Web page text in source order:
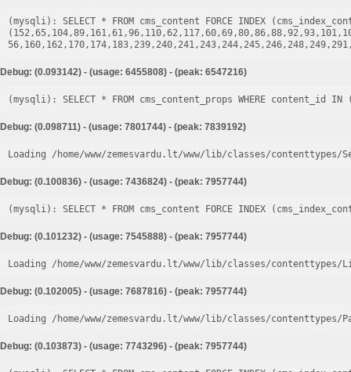
(mysqli): SELECT * FROM cms_content FORCE INDEX
Debug: (0.093142) - (usage: 6455808) - (peak: 6547216)
Debug: (0.098711) - (usage: 7801744) - (peak: 7839192)
Loading /home/www/zemesvardu.lt/www/lib/classes/
Debug: (0.100836) - (usage: 7436824) - (peak: 7957744)
Debug: (0.101232) - (usage: 7545888) - (peak: 7957744)
Loading /home/www/zemesvardu.lt/www/lib/classes/
Debug: (0.102005) - (usage: 7687816) - (peak: 7957744)
Loading /home/www/zemesvardu.lt/www/lib/classes/
Debug: (0.103873) - (usage: 7743296) - (peak: 7957744)